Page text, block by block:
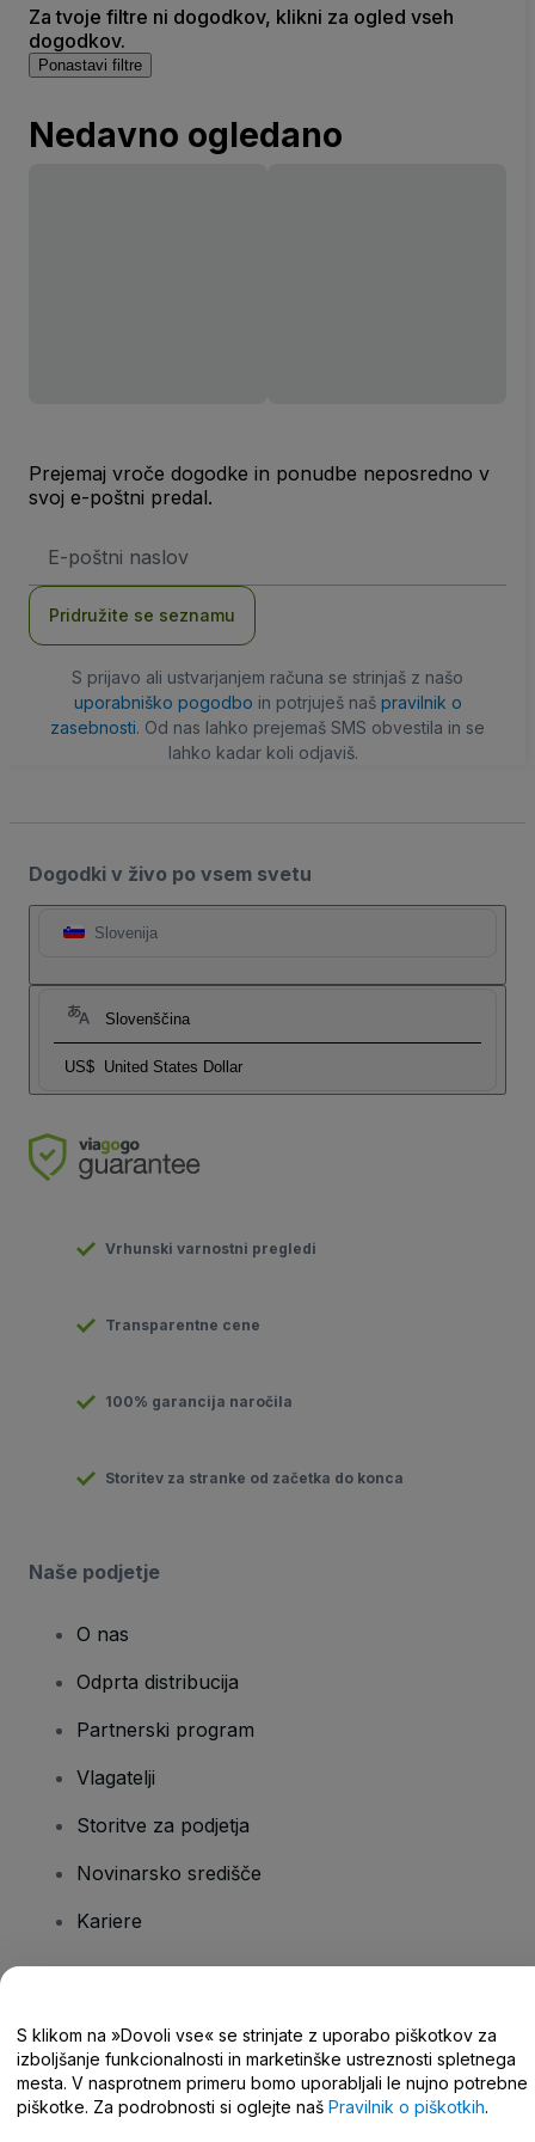
Za tvoje filtre ni dogodkov, klikni za ogled vseh
dogodkov.
Ponastavi filtre
Nedavno ogledano
Prejemaj vroče dogodke in ponudbe neposredno v
svoj e-poštni predal.
naslov
Pridružite se seznamu
S prijavo ali ustvarjanjem računa se strinjaš z našo
uporabniško pogodbo in potrjuješ naš pravilnik o
zasebnosti. Od nas lahko prejemaš SMS obvestila in se
lahko kadar koli odjaviš.
Dogodki v živo po vsem svetu
Slovenija
Slovenščina
US$ United States Dollar
Vrhunski varnostni pregledi
Transparentne cene
100% garancija naročila
Storitev za stranke od začetka do konca
Naše podjetje
O nas
Odprta distribucija
Partnerski program
Vlagatelji
Storitve za podjetja
Novinarsko središče
Kariere
Središče za pomoč/stik z nami
S klikom na »Dovoli vse« se strinjate z uporabo piškotkov za
izboljšanje funkcionalnosti in marketinške ustreznosti spletnega
mesta. V nasprotnem primeru bomo uporabljali le nujno potrebne
piškotke. Za podrobnosti si oglejte naš Pravilnik o piškotkih.